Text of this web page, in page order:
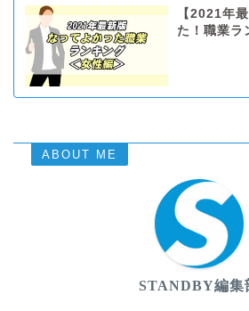
【2021年
た！職業ラ
ABOUT ME
STANDBY編集